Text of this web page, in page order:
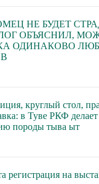
НЕ БУДЕТ
ОБЪЯСНИЛ,
ОДИНАКОВО
круглый стол,
в Туве РКФ
породы тыва ыт
регистрация на